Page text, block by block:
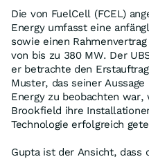
Die von FuelCell (FCEL)
Energy umfasst eine
sowie einen
von bis zu 380 MW. Der
er betrachte den
Muster, das seiner
Energy zu beobachten war,
Brookfield ihre
Technologie erfolgreich
Gupta ist der Ansicht, dass